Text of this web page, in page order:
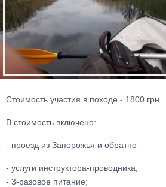
Стоимость участия в походе - 1800 грн
В стоимость включено:
- проезд из Запорожья и обратно
- услуги инструктора-проводника;
- 3-разовое питание;